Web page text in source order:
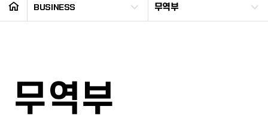
BUSINESS 무역부
무역부